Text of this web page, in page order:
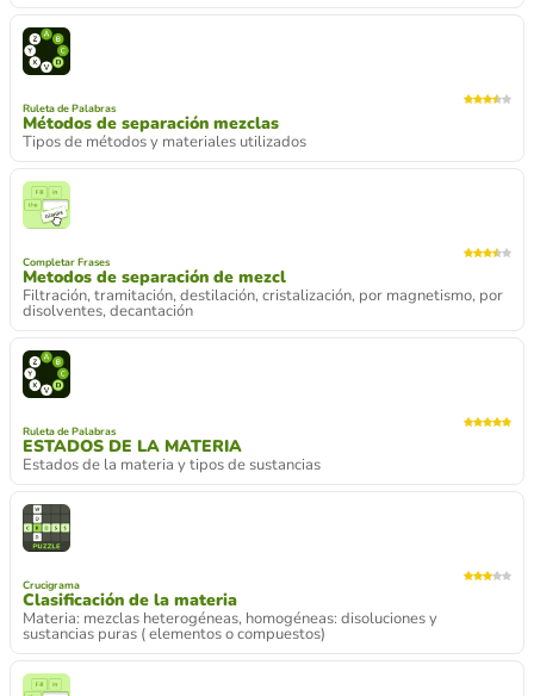
Ruleta de Palabras
Métodos de separación mezclas
Tipos de métodos y materiales utilizados
Completar Frases
Metodos de separación de mezcl
Filtración, tramitación, destilación, cristalización, por magnetismo, por
disolventes, decantación
Ruleta de Palabras
ESTADOS DE LA MATERIA
Estados de la materia y tipos de sustancias
Crucigrama
Clasificación de la materia
Materia: mezclas heterogéneas, homogéneas: disoluciones y
sustancias puras ( elementos o compuestos)